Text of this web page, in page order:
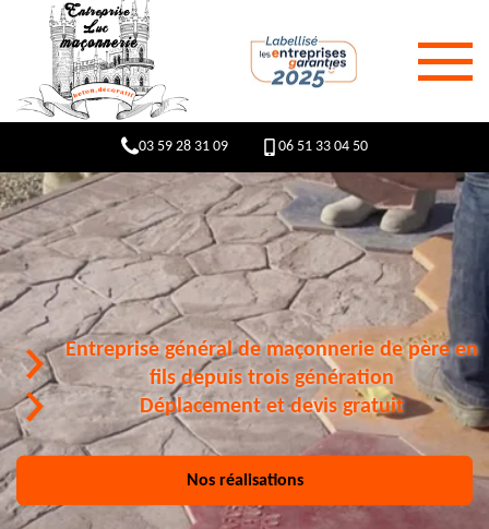
03 59 28 31 09 06 51 33 04 50
Entreprise général de maçonnerie de père en
fils depuis trois génération
Déplacement et devis gratuit
Nos réalisations